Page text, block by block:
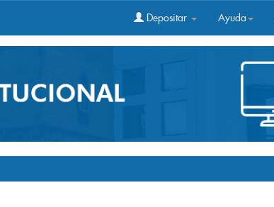
Depositar Ayuda